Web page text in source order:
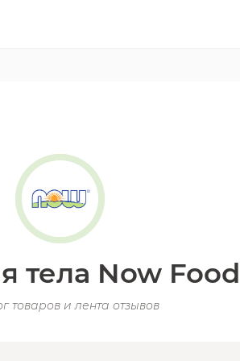
тела Now
товаров и лента отзывов